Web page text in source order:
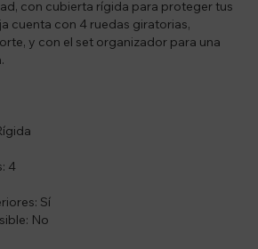
con cubierta rígida para proteger tus
cuenta con 4 ruedas giratorias,
y con el set organizador para una
4
Sí
No